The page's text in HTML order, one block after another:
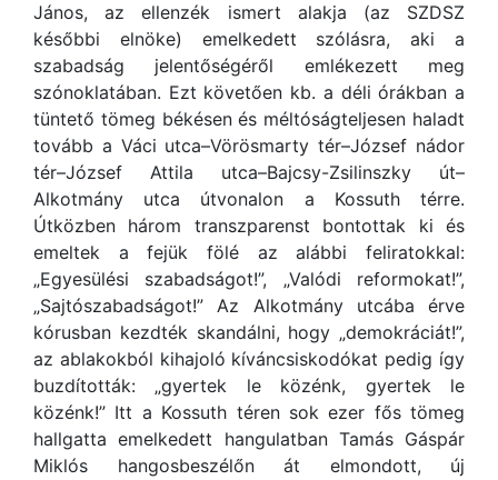
János, az ellenzék ismert alakja (az SZDSZ
későbbi elnöke) emelkedett szólásra, aki a
szabadság jelentőségéről emlékezett meg
szónoklatában. Ezt követően kb. a déli órákban a
tüntető tömeg békésen és méltóságteljesen haladt
tovább a Váci utca–Vörösmarty tér–József nádor
tér–József Attila utca–Bajcsy-Zsilinszky út–
Alkotmány utca útvonalon a Kossuth térre.
Útközben három transzparenst bontottak ki és
emeltek a fejük fölé az alábbi feliratokkal:
„Egyesülési szabadságot!”, „Valódi reformokat!”,
„Sajtószabadságot!” Az Alkotmány utcába érve
kórusban kezdték skandálni, hogy „demokráciát!”,
az ablakokból kihajoló kíváncsiskodókat pedig így
buzdították: „gyertek le közénk, gyertek le
közénk!” Itt a Kossuth téren sok ezer fős tömeg
hallgatta emelkedett hangulatban Tamás Gáspár
Miklós hangosbeszélőn át elmondott, új